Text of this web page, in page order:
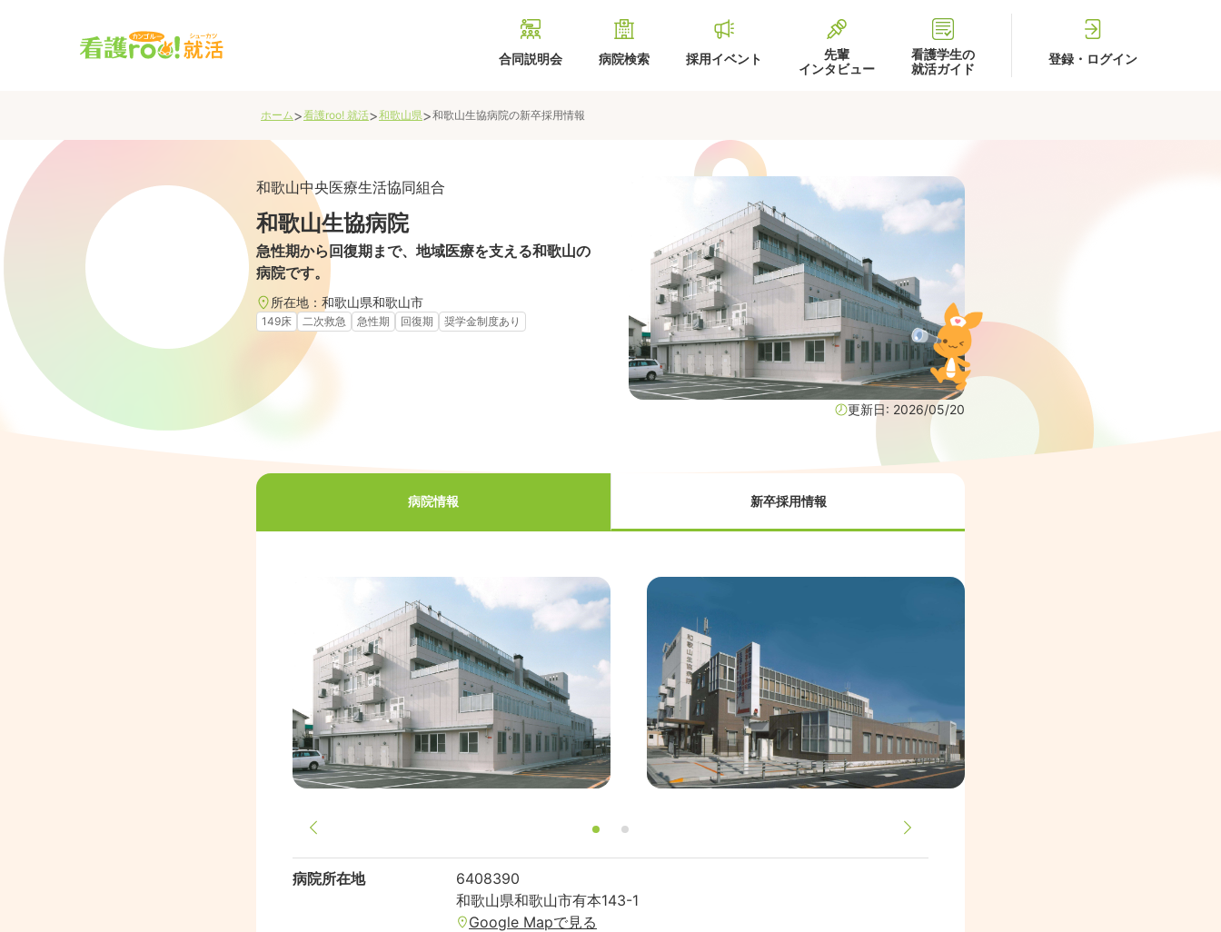
合同説明会 病院検索 採用イベント
先輩
インタビュー
看護学生の
就活ガイド
登録・ログイン
ホーム>看護roo! 就活>和歌山県>和歌山生協病院の新卒採用情報
和歌山中央医療生活協同組合
和歌山生協病院
急性期から回復期まで、地域医療を支える和歌山の
病院です。
所在地： 和歌山県和歌山市
149床 二次救急 急性期 回復期 奨学金制度あり
更新日: 2026/05/20
病院情報 新卒採用情報
病院所在地
6408390
和歌山県和歌山市有本143-1
Google Mapで見る